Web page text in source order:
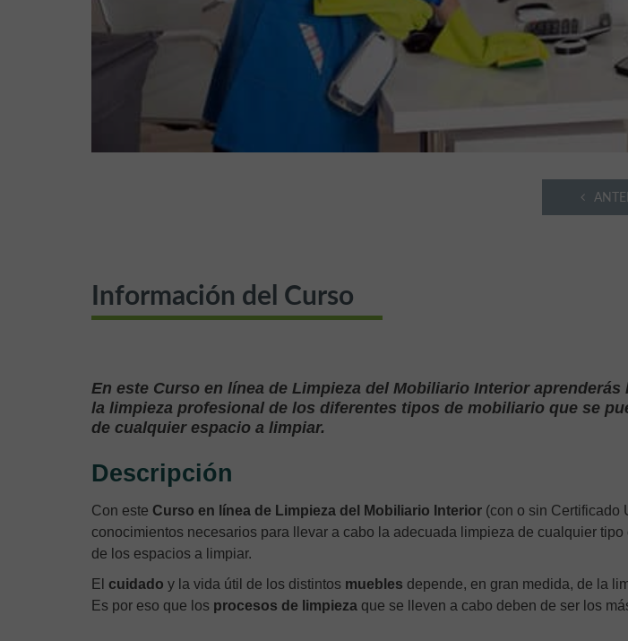
Información del Curso
En este Curso en línea de Limpieza del Mobiliario Interior
la limpieza profesional de los diferentes tipos de mobiliario que se
de cualquier espacio a limpiar.
Descripción
Con este Curso en línea de Limpieza del Mobiliario Interior (con o sin Certificado
conocimientos necesarios para llevar a cabo la adecuada limpieza de cualquier
de los espacios a limpiar.
El cuidado y la vida útil de los distintos muebles depende, en gran medida, de la
Es por eso que los procesos de limpieza que se lleven a cabo deben de ser los